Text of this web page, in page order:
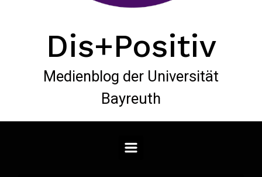
Dis+Positiv
Medienblog der Universität
Bayreuth